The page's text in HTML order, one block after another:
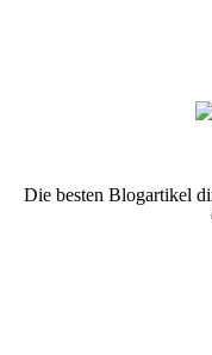
Die besten Blogartikel